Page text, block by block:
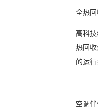
全热
高科
热回
的运行
空调